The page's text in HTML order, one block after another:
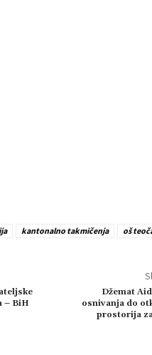
kantonalno takmičenja oš
– BiH
Džemat
osnivanja do
prostorija